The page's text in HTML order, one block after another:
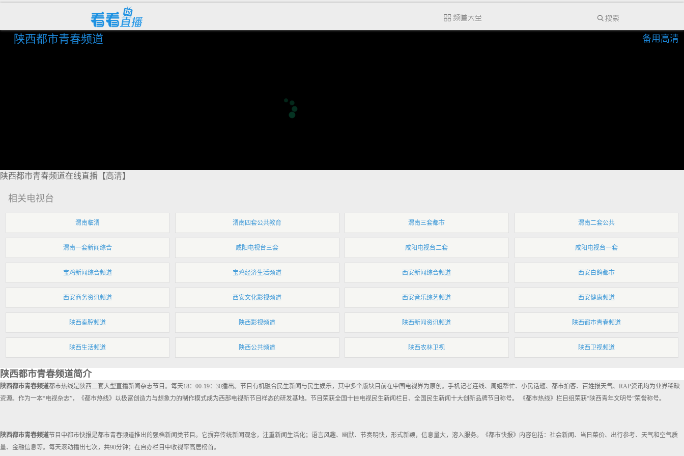
陕西都市青春频道 备用高清
陕西都市青春频道在线直播【高清】
相关电视台
渭南临渭 渭南四套公共教育 渭南三套都市 渭南二套公共
渭南一套新闻综合 咸阳电视台三套 咸阳电视台二套 咸阳电视台一套
宝鸡新闻综合频道 宝鸡经济生活频道 西安新闻综合频道 西安白鸽都市
西安商务资讯频道 西安文化影视频道 西安音乐综艺频道 西安健康频道
陕西秦腔频道 陕西影视频道 陕西新闻资讯频道 陕西都市青春频道
陕西生活频道 陕西公共频道 陕西农林卫视 陕西卫视频道
陕西都市青春频道简介
陕西都市青春频道都市热线是陕西二套大型直播新闻杂志节目。每天18：00-19：30播出。节目有机融合民生新闻与民生娱乐，其中多个版块目前在中国电视界为原创。手机记者连线、周姐帮忙、小民话题、都市拍客、百姓报天气、RAP资讯均为业界稀缺
资源。作为一本“电视杂志”，《都市热线》以极富创造力与想象力的制作模式成为西部电视新节目样态的研发基地。节目荣获全国十佳电视民生新闻栏目、全国民生新闻十大创新品牌节目称号。 《都市热线》栏目组荣获“陕西青年文明号”荣誉称号。
陕西都市青春频道节目中都市快报是都市青春频道推出的强档新闻类节目。它摒弃传统新闻观念，注重新闻生活化；语言风趣、幽默、节奏明快，形式新颖，信息量大，溶入服务。《都市快报》内容包括：社会新闻、当日菜价、出行参考、天气和空气质
量、金融信息等。每天滚动播出七次，共90分钟；在自办栏目中收视率高居榜首。